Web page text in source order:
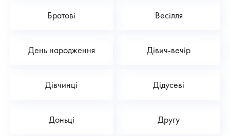
Братові Весілля
День народження Дівич-вечір
Дівчинці Дідусеві
Доньці Другу